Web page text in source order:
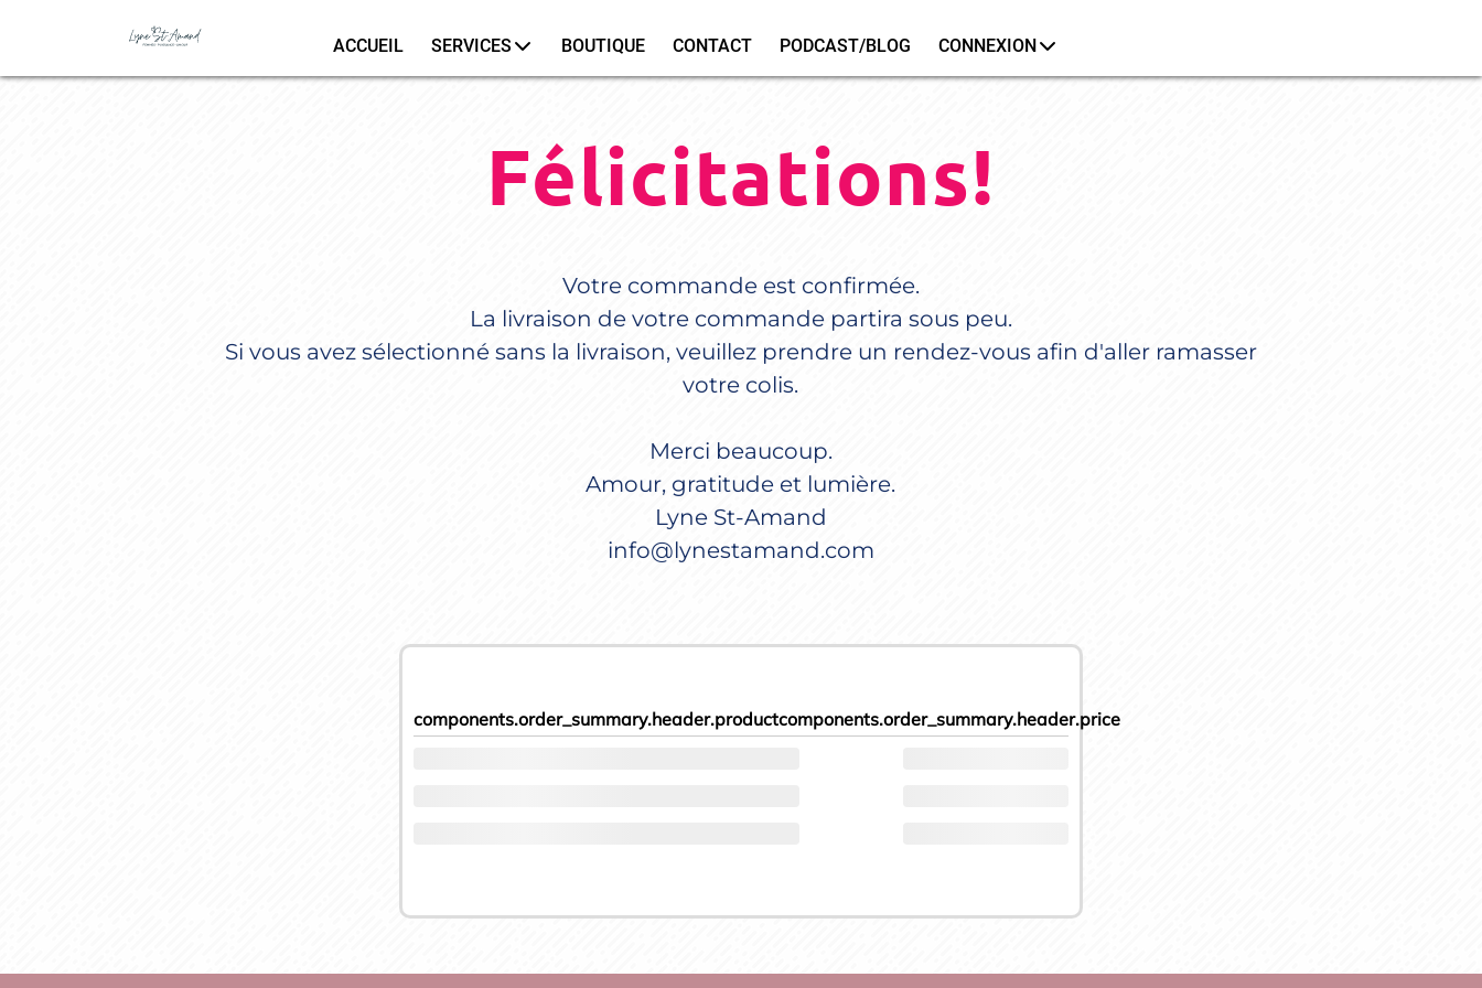
ACCUEIL SERVICES BOUTIQUE CONTACT PODCAST/BLOG CONNEXION
Félicitations!
Votre commande est confirmée.
La livraison de votre commande partira sous peu.
Si vous avez sélectionné sans la livraison, veuillez prendre un rendez-vous afin d'aller ramasser
votre colis.
Merci beaucoup.
Amour, gratitude et lumière.
Lyne St-Amand
info@lynestamand.com
components.order_summary.header.productcomponents.order_summary.header.price